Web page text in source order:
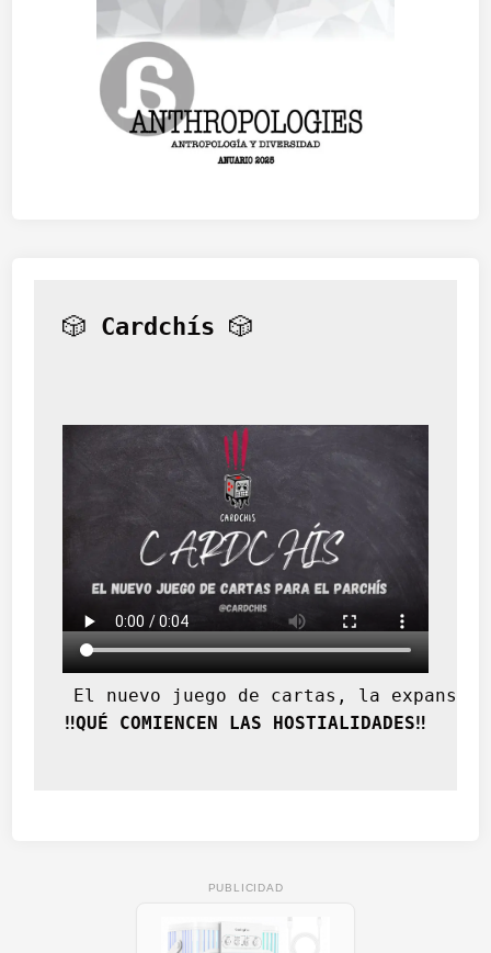
🎲 Cardchís 🎲
El nuevo juego de cartas, la
‼️QUÉ COMIENCEN LAS HOSTIALIDADES‼️
PUBLICIDAD